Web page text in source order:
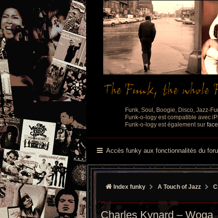
Funk, Soul, Boogie, Disco, Jazz-
Funk-o-logy est compatible avec
Funk-o-logy est également sur
Accès funky aux fonctionnalités du
Index funky A Touch of Jazz
Charles Kynard – Woga